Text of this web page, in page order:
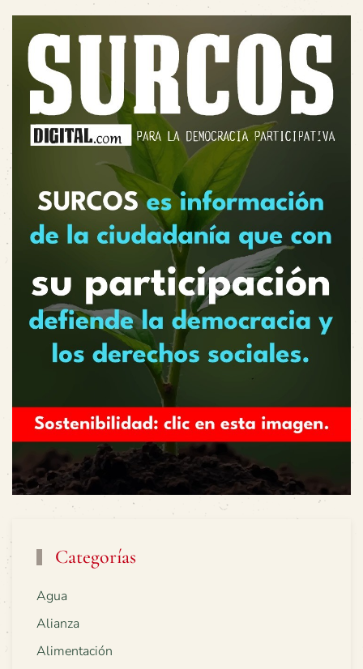
Categorías
Agua
Alianza
Alimentación